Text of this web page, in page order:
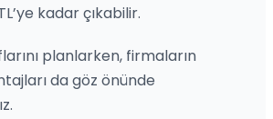
kadar çıkabilir.
planlarken, firmaların
da göz önünde